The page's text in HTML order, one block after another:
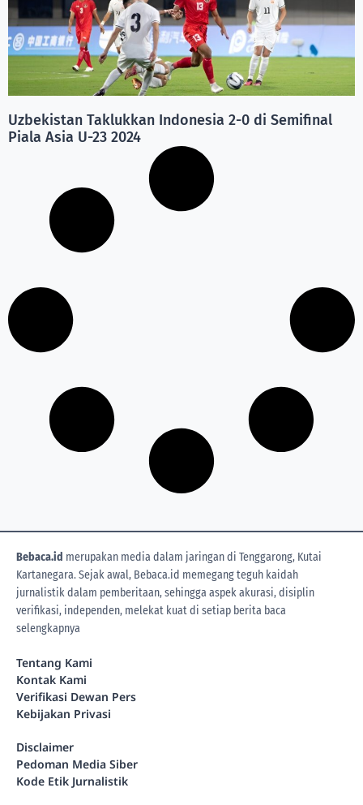
Uzbekistan Taklukkan Indonesia 2-0 di Semifinal
Piala Asia U-23 2024
Bebaca.id merupakan media dalam jaringan di Tenggarong, Kutai
Kartanegara. Sejak awal, Bebaca.id memegang teguh kaidah
jurnalistik dalam pemberitaan, sehingga aspek akurasi, disiplin
verifikasi, independen, melekat kuat di setiap berita baca
selengkapnya
Tentang Kami
Kontak Kami
Verifikasi Dewan Pers
Kebijakan Privasi
Disclaimer
Pedoman Media Siber
Kode Etik Jurnalistik